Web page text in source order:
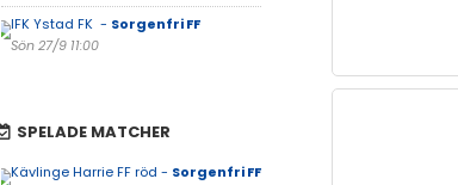
IFK Ystad FK - Sorgenfri FF
Sön 27/9 11:00
SPELADE MATCHER
Kävlinge Harrie FF röd - Sorgenfri FF